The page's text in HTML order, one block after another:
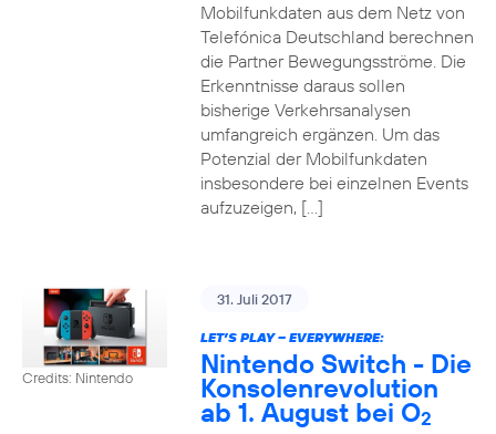
Mobilfunkdaten aus dem Netz von
Telefónica Deutschland berechnen
die Partner Bewegungsströme. Die
Erkenntnisse daraus sollen
bisherige Verkehrsanalysen
umfangreich ergänzen. Um das
Potenzial der Mobilfunkdaten
insbesondere bei einzelnen Events
aufzuzeigen, […]
Credits: Nintendo
31. Juli 2017
LET’S PLAY – EVERYWHERE:
Nintendo Switch - Die
Konsolenrevolution
ab 1. August bei O2